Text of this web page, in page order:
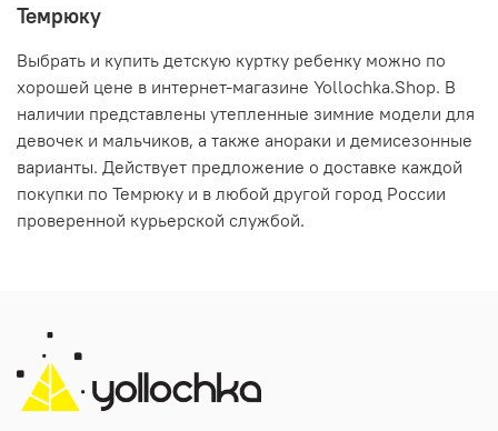
Темрюку
Выбрать и купить детскую куртку ребенку можно по
хорошей цене в интернет-магазине Yollochka.Shop. В
наличии представлены утепленные зимние модели для
девочек и мальчиков, а также анораки и демисезонные
варианты. Действует предложение о доставке каждой
покупки по Темрюку и в любой другой город России
проверенной курьерской службой.